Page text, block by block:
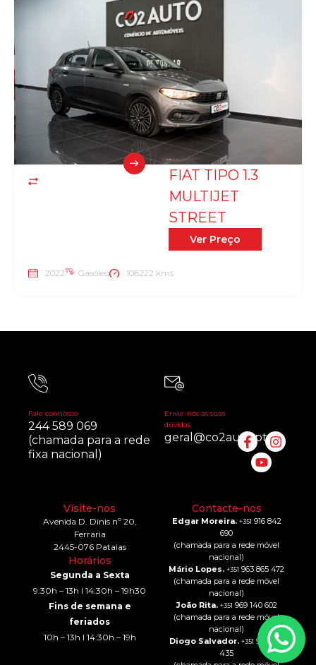
FIAT TIPO 1.3
MULTIJET
STREET
Ver Preço
2022 Gasóleo 108222 kms
Visite-nos
Avenida D. Dinis nº 20,
Ferraria
2445-076 Pataias
Horários
Segunda a Sexta
9:30h – 13h I 14:30h – 19h30
Fins de semana e
feriados
10h – 13h I 14:30h – 19h
Contacte-nos
Edgar Moreira. +351 916 842
690
(chamada para a rede móvel
nacional)
Mário Lopes. +351 963 865 472
(chamada para a rede móvel
nacional)
João Rita. +351 969 140 602
(chamada para a rede móvel
nacional)
Diogo Salvador. +351 935 286
435
Fale connosco
244 589 069
(chamada para a rede
fixa nacional)
Envie-nos as suas
dúvidas
geral@co2auto.pt